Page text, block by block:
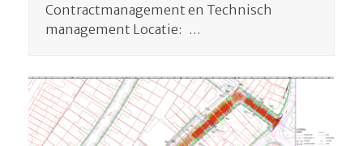
Contractmanagement en Technisch
management Locatie: …